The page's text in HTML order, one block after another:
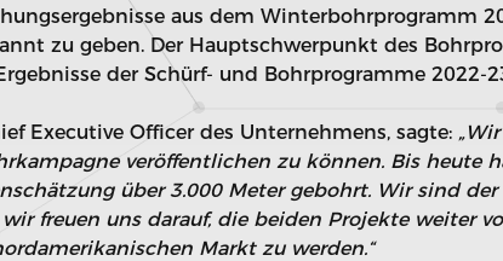
aus dem Winterbohrprogramm
zu geben. Der Hauptschwerpunkt des
der Schürf- und Bohrprogramme 2022-
Executive Officer des Unternehmens, sagte:
veröffentlichen zu können. Bis
über 3.000 Meter gebohrt. Wir sind
freuen uns darauf, die beiden Projekte weiter
Markt zu werden.“